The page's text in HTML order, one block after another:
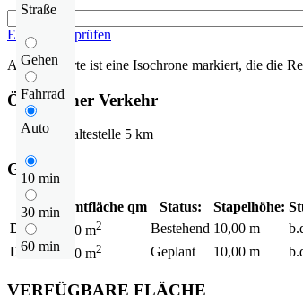
Straße
Gehen
Fahrrad
Auto
10 min
30 min
60 min
Entfernung prüfen
Auf der Karte ist eine Isochrone markiert, die die
Öffentlicher Verkehr
Bushaltestelle 5 km
Gebäude
Gesamtfläche qm Status: Stapelhöhe:
DC1
10 000 m2 Bestehend 10,00 m
DC2 10 000 m2 Geplant 10,00 m
VERFÜGBARE FLÄCHE